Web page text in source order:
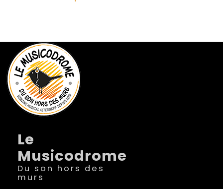
Le
Musicodrome
Du son hors des
murs